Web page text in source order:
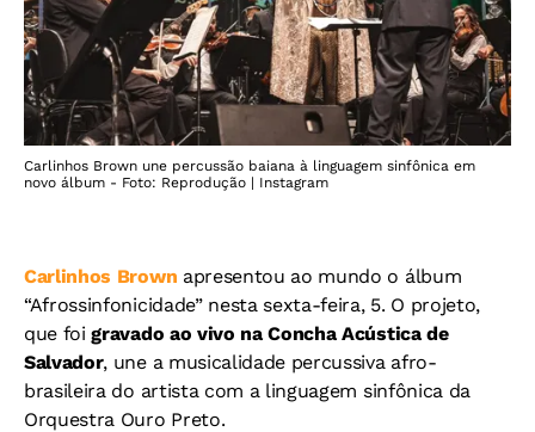
Carlinhos Brown une percussão baiana à linguagem sinfônica em
novo álbum - Foto: Reprodução | Instagram
Carlinhos Brown apresentou ao mundo o álbum
“Afrossinfonicidade” nesta sexta-feira, 5. O projeto,
que foigravado ao vivo na Concha Acústica de
Salvador, une a musicalidade percussiva afro-
brasileira do artista com a linguagem sinfônica da
Orquestra Ouro Preto.